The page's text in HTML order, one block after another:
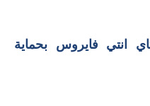
انتي فايروس بحماية